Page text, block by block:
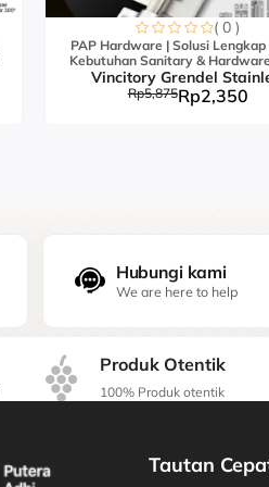
( 0 )
PAP Hardware | Solusi
Kebutuhan Sanitary &
Vincitory Grendel
Rp5,875Rp2,350
Hubungi kami
We are here to help
Produk Otentik
100% Produk otentik
Tautan